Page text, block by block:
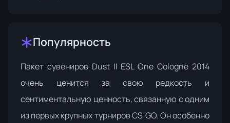
Популярность
Пакет сувениров Dust II ESL One Cologne 2014
очень ценится за свою редкость и
сентиментальную ценность, связанную с одним
из первых крупных турниров CS:GO. Он особенно